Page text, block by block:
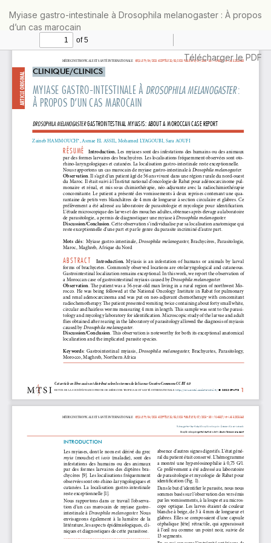
aux
informations
l'article
Myiase gastro-intestinale à Drosophila melanogaster : À propos
d’un cas marocain
Télécharger
Télécharger le PDF